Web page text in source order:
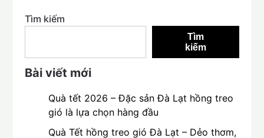
Tìm kiếm
Tìm
kiếm
Bài viết mới
Quà tết 2026 – Đặc sản Đà Lạt hồng treo
gió là lựa chọn hàng đầu
Quà Tết hồng treo gió Đà Lạt – Dẻo thơm,